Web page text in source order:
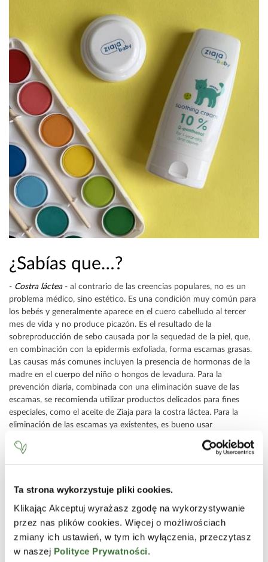
Ta strona wykorzystuje pliki cookies.
Klikając Akceptuj wyrażasz zgodę na wykorzystywanie
przez nas plików cookies. Więcej o możliwościach
zmiany ich ustawień, w tym ich wyłączenia, przeczytasz
w naszej Polityce Prywatności.
¿Sabías que…?
- Costra láctea- al contrario de las creencias populares, no es un
problema médico, sino estético. Es una condición muy común para
los bebés y generalmente aparece en el cuero cabelludo al tercer
mes de vida y no produce picazón. Es el resultado de la
sobreproducción de sebo causada por la sequedad de la piel, que,
en combinación con la epidermis exfoliada, forma escamas grasas.
Las causas más comunes incluyen la presencia de hormonas de la
madre en el cuerpo del niño o hongos de levadura. Para la
prevención diaria, combinada con una eliminación suave de las
escamas, se recomienda utilizar productos delicados para fines
especiales, como el aceite de Ziaja para la costra láctea. Para la
eliminación de las escamas ya existentes, es bueno usar
hábitos de higiene y también apoyará la prevención. Resulta útil
disponer de una amplia gama de cepillos especiales y productos
para el lavado de dientes diseñados para niños. Debido al riesgo de
tragar la pasta de dientes, es mejor que los niños más pequeños
usen productos sin flúor, que pueden ser reemplazados, por
ejemplo, por xilitol. Es un sustituto natural del azúcar (alcohol de